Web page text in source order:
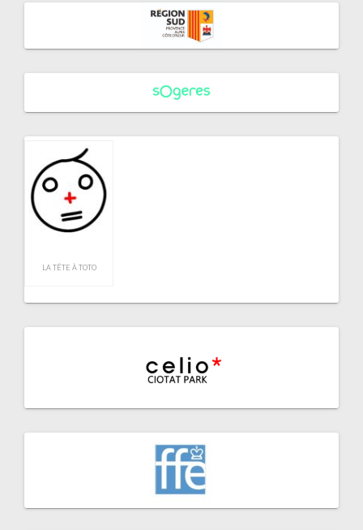
LA TÊTE À TOTO